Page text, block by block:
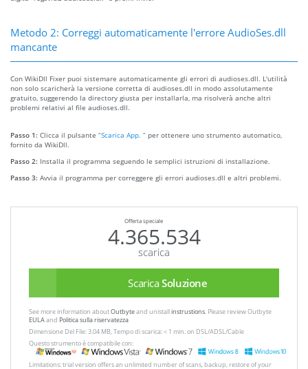
Metodo 2: Correggi automaticamente l'errore AudioSes.dll
mancante
Con WikiDll Fixer puoi sistemare automaticamente gli errori di audioses.dll. L'utilità
non solo scaricherà la versione corretta di audioses.dll in modo assolutamente
gratuito, suggerendo la directory giusta per installarla, ma risolverà anche altri
problemi relativi al file audioses.dll.
Passo 1: Clicca il pulsante “Scarica App. ” per ottenere uno strumento automatico,
fornito da WikiDll.
Passo 2: Installa il programma seguendo le semplici istruzioni di installazione.
Passo 3: Avvia il programma per correggere gli errori audioses.dll e altri problemi.
Offerta speciale
4.365.534
scarica
ScaricaSoluzione
See more information aboutOutbyteand unistallinstrustions. Please review Outbyte
EULAand Politica sulla riservatezza
Dimensione Del File: 3.04 MB, Tempo di scarica: < 1 min. on DSL/ADSL/Cable
Questo strumento è compatibile con:
Limitations: trial version offers an unlimited number of scans, backup, restore of your